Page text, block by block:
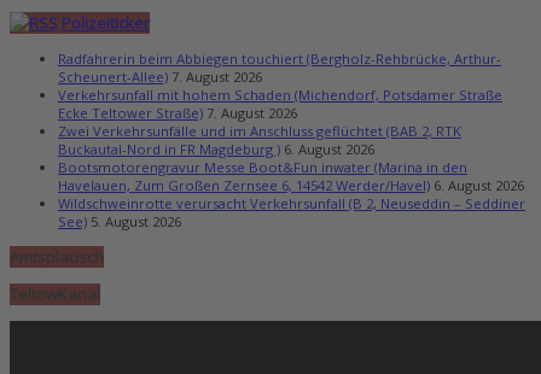
Polizeiticker
Radfahrerin beim Abbiegen touchiert (Bergholz-Rehbrücke, Arthur-
Scheunert-Allee) 7. August 2026
Verkehrsunfall mit hohem Schaden (Michendorf, Potsdamer Straße
Ecke Teltower Straße) 7. August 2026
Zwei Verkehrsunfälle und im Anschluss geflüchtet (BAB 2, RTK
Buckautal-Nord in FR Magdeburg ) 6. August 2026
Bootsmotorengravur Messe Boot&Fun inwater (Marina in den
Havelauen, Zum Großen Zernsee 6, 14542 Werder/Havel) 6. August 2026
Wildschweinrotte verursacht Verkehrsunfall (B 2, Neuseddin – Seddiner
See) 5. August 2026
Amtsplausch
TeltowKanal